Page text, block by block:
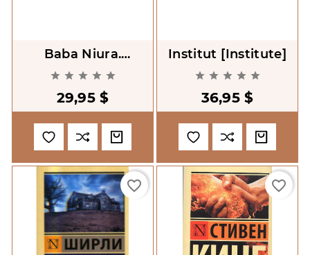
Baba Niura.
Misticheskii Fol'klor
[Baba Nyura.
Mystical Folklore]
    
29,95 $
Institut [Institute]
    
36,95 $
favorite_border favorite_border